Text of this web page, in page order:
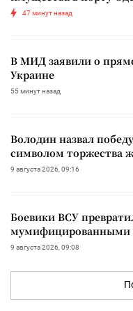
47 минут назад
В МИД заявили о
Украине
55 минут назад
Володин назвал
символом торжества
9 августа 2026, 09:16
Боевики ВСУ
мумифицированными
9 августа 2026, 09:08